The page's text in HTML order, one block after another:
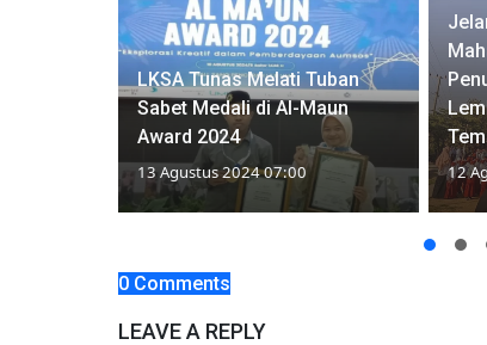
LKSA Tunas Melati Tuban
Sabet Medali di Al-Maun
Award 2024
13 Agustus 2024 07:00 12
0 Comments
LEAVE A REPLY